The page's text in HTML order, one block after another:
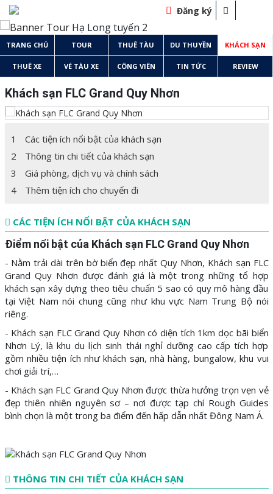
Đăng ký
TRANG CHỦ TOUR THUÊ TÀU DU THUYỀN KHÁCH SẠN
THUÊ XE VÉ TÀU XE CÔNG VIÊN TIN TỨC REVIEW
Khách sạn FLC Grand Quy Nhơn
1
Các tiện ích nổi bật của khách sạn
2
Thông tin chi tiết của khách sạn
3
Giá phòng, dịch vụ và chính sách
4
Thêm tiện ích cho chuyến đi
CÁC TIỆN ÍCH NỔI BẬT CỦA KHÁCH SẠN
Điểm nổi bật của Khách sạn FLC Grand Quy Nhơn
- Nằm trải dài trên bờ biển đẹp nhất Quy Nhơn, Khách sạn FLC
Grand Quy Nhơn được đánh giá là một trong những tổ hợp
khách sạn xây dựng theo tiêu chuẩn 5 sao có quy mô hàng đầu
tại Việt Nam nói chung cũng như khu vực Nam Trung Bộ nói
riêng.
- Khách sạn FLC Grand Quy Nhơn có diện tích 1km dọc bãi biển
Nhơn Lý, là khu du lịch sinh thái nghỉ dưỡng cao cấp tích hợp
gồm nhiều tiện ích như khách sạn, nhà hàng, bungalow, khu vui
chơi giải trí,…
- Khách sạn FLC Grand Quy Nhơn được thừa hưởng trọn vẹn vẻ
đẹp thiên nhiên nguyên sơ – nơi được tạp chí Rough Guides
bình chọn là một trong ba điểm đến hấp dẫn nhất Đông Nam Á.
THÔNG TIN CHI TIẾT CỦA KHÁCH SẠN